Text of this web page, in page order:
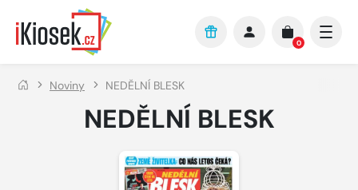
Přejít na hlavní obsah
0
Noviny NEDĚLNÍ BLESK
NEDĚLNÍ BLESK